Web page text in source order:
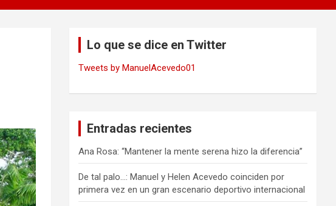
Lo que se dice en Twitter
Tweets by ManuelAcevedo01
Entradas recientes
Ana Rosa: “Mantener la mente serena hizo la diferencia”
De tal palo…: Manuel y Helen Acevedo coinciden por
primera vez en un gran escenario deportivo internacional